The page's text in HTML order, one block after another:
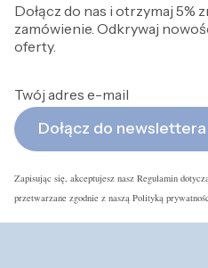
Dołącz do nas i otrzymaj 5%
zamówienie. Odkrywaj
oferty.
Twój adres e-mail
Dołącz do newslettera
Zapisując się, akceptujesz nasz Regulamin
przetwarzane zgodnie z naszą Polityką